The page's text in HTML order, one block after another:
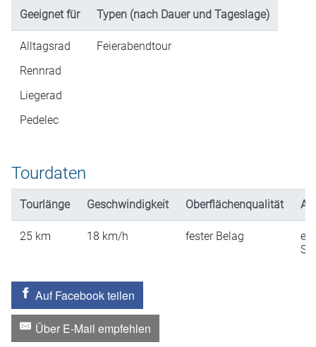
Geeignet für Typen (nach Dauer und Tageslage)
Alltagsrad
Rennrad
Liegerad
Pedelec
Feierabendtour
Tourdaten
Tourlänge Geschwindigkeit Oberflächenqualität
25 km 18 km/h fester Belag
Auf Facebook teilen
Über E-Mail empfehlen